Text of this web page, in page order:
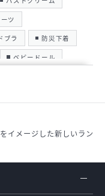
ツ
ブラ 防災下着
ベビードール
イメージした新しいラン